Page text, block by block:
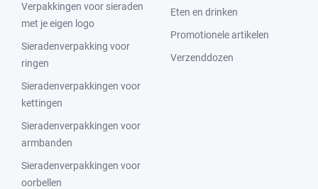
Verpakkingen voor sieraden
met je eigen logo
Sieradenverpakking voor
ringen
Sieradenverpakkingen voor
kettingen
Sieradenverpakkingen voor
armbanden
Sieradenverpakkingen voor
oorbellen
Eten en drinken
Promotionele artikelen
Verzenddozen